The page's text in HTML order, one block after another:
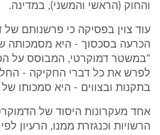
והחוק (הראשי והמשני), במדינה.
עוד צוין בפסיקה כי פרשנותם של
הכרעה בסכסוך - היא מסמכותה
"במשטר דמוקרטי, המבוסס על
לפרש את כל דברי החקיקה - החל
בתקנות ובצווים - היא סמכותו
אחד מעקרונות היסוד של
הרשויות וכנגזרת ממנו, הרעיון